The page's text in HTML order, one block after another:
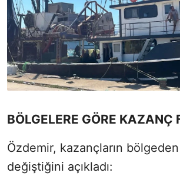
BÖLGELERE GÖRE KAZANÇ
Özdemir, kazançların
değiştiğini açıkladı: